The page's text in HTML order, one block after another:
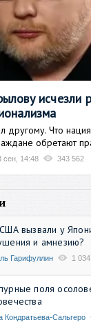
исчезли
другому. Что нация
обретают
сен, 14:48 343 562
вызвали у
и амнезию?
Гарифуллин 1 034
поля
Кондратьева-Сальгеро